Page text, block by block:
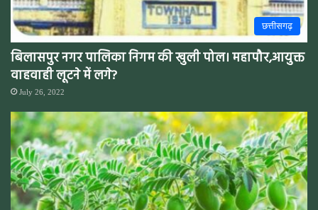
छत्तीसगढ़
बिलासपुर नगर पालिका निगम की खुली पोल। महापौर,आयुक्त
वाहवाही लूटने में लगे?
July 26, 2022